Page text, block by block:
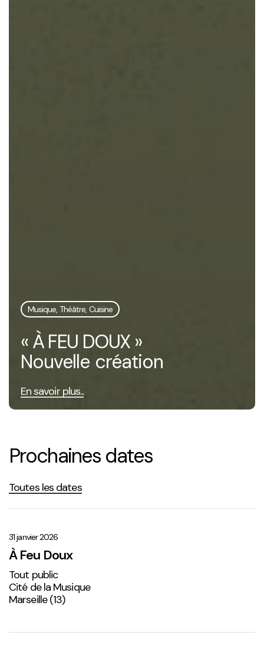
Musique, Théâtre, Cuisine
« À FEU DOUX »
Nouvelle création
En savoir plus...
Prochaines dates
Toutes les dates
Doux
31 janvier 2026
À Feu Doux
Tout public
Cité de la Musique
Marseille (13)